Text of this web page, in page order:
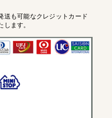
送も可能なクレジットカード
ます。